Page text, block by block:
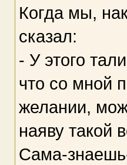
Когда мы,
сказал:
- У этого
что со мной
желании,
наяву такой
Сама-